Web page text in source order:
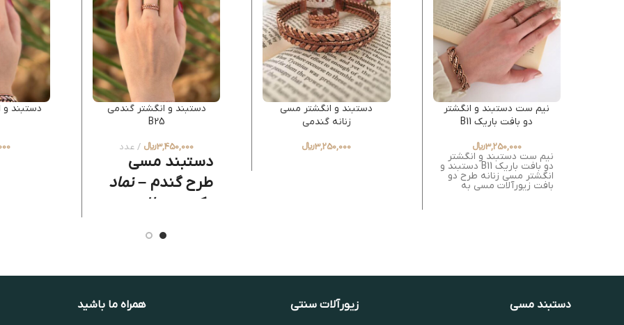
نیم ست دستبند و انگشتر
دو بافت باریک B11
3,250,000﷼
نیم ست دستبند و انگشتر
دو بافت باریک B11 دستبند و
انگشتر مسی زنانه طرح دو
بافت زیورآلات مسی به‌
دستبند و انگشتر مسی
زنانه گندمی
3,250,000﷼
دستبند و انگشتر گندمی
B25
3,450,000﷼ عدد
دستبند مسی
طرح گندم –نماد
برکت و سلامتی
مس خالص، ترکیبی بی‌نظیر
طریق پوست به کاهش
طراحی منعطف
و اصیل، این دستبند را به
دستبند و
دستبند مسی زیورآلات سنتی همراه ما باشید